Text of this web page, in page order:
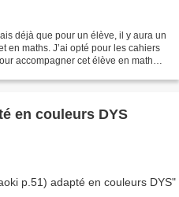
déjà que pour un élève, il y aura un
en maths. J’ai opté pour les cahiers
accompagner cet élève en maths.
en couleurs DYS